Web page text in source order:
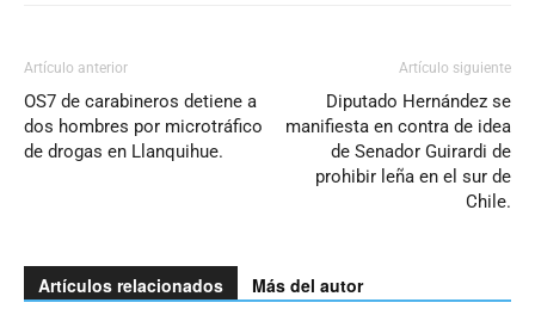
Artículo anterior
OS7 de carabineros detiene a
dos hombres por microtráfico
de drogas en Llanquihue.
Artículo siguiente
Diputado Hernández se
manifiesta en contra de idea
de Senador Guirardi de
prohibir leña en el sur de
Chile.
Artículos relacionados Más del autor